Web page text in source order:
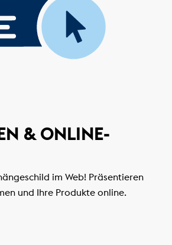
& ONLINE-
im Web! Präsentieren
und Ihre Produkte online.